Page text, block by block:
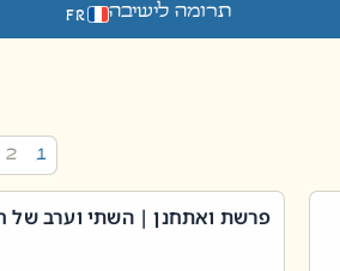
תרומה לישיבה FR
1
2
פרשת ואתחנן | השתי וערב של